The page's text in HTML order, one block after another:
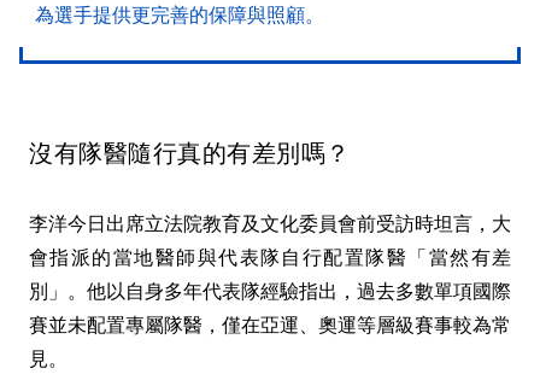
為選手提供更完善的保障與照顧。
沒有隊醫隨行真的有差別嗎？
李洋今日出席立法院教育及文化委員會前受訪時坦言，大
會指派的當地醫師與代表隊自行配置隊醫「當然有差
別」。他以自身多年代表隊經驗指出，過去多數單項國際
賽並未配置專屬隊醫，僅在亞運、奧運等層級賽事較為常
見。